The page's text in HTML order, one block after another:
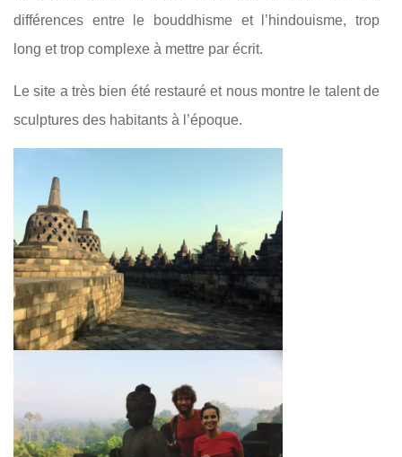
différences entre le bouddhisme et l’hindouisme, trop
long et trop complexe à mettre par écrit.
Le site a très bien été restauré et nous montre le talent de
sculptures des habitants à l’époque.